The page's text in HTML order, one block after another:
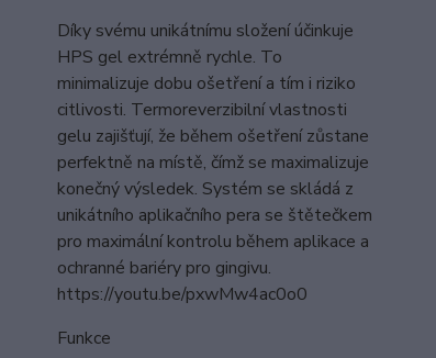
Díky svému unikátnímu složení účinkuje
HPS gel extrémně rychle. To
minimalizuje dobu ošetření a tím i riziko
citlivosti. Termoreverzibilní vlastnosti
gelu zajišťují, že během ošetření zůstane
perfektně na místě, čímž se maximalizuje
konečný výsledek. Systém se skládá z
unikátního aplikačního pera se štětečkem
pro maximální kontrolu během aplikace a
ochranné bariéry pro gingivu.
https://youtu.be/pxwMw4ac0o0
Funkce